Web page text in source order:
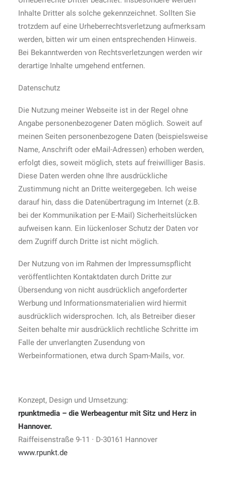
Inhalte Dritter als solche gekennzeichnet. Sollten Sie
trotzdem auf eine Urheberrechtsverletzung aufmerksam
werden, bitten wir um einen entsprechenden Hinweis.
Bei Bekanntwerden von Rechtsverletzungen werden wir
derartige Inhalte umgehend entfernen.
Datenschutz
Die Nutzung meiner Webseite ist in der Regel ohne
Angabe personenbezogener Daten möglich. Soweit auf
meinen Seiten personenbezogene Daten (beispielsweise
Name, Anschrift oder eMail-Adressen) erhoben werden,
erfolgt dies, soweit möglich, stets auf freiwilliger Basis.
Diese Daten werden ohne Ihre ausdrückliche
Zustimmung nicht an Dritte weitergegeben. Ich weise
darauf hin, dass die Datenübertragung im Internet (z.B.
bei der Kommunikation per E-Mail) Sicherheitslücken
aufweisen kann. Ein lückenloser Schutz der Daten vor
dem Zugriff durch Dritte ist nicht möglich.
Der Nutzung von im Rahmen der Impressumspflicht
veröffentlichten Kontaktdaten durch Dritte zur
Übersendung von nicht ausdrücklich angeforderter
Werbung und Informationsmaterialien wird hiermit
ausdrücklich widersprochen. Ich, als Betreiber dieser
Seiten behalte mir ausdrücklich rechtliche Schritte im
Falle der unverlangten Zusendung von
Werbeinformationen, etwa durch Spam-Mails, vor.
Konzept, Design und Umsetzung:
rpunktmedia – die Werbeagentur mit Sitz und Herz in
Hannover.
Raiffeisenstraße 9-11 · D-30161 Hannover
www.rpunkt.de